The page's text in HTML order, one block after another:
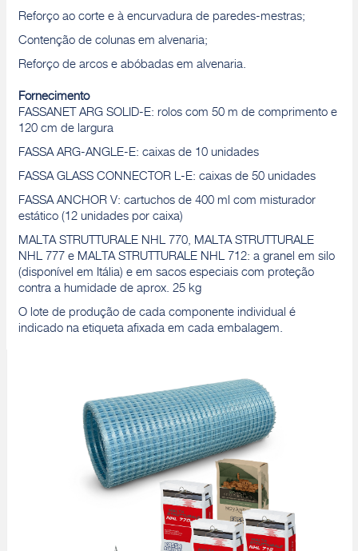
Reforço ao corte e à encurvadura de paredes-mestras;
Contenção de colunas em alvenaria;
Reforço de arcos e abóbadas em alvenaria.
Fornecimento
FASSANET ARG SOLID-E: rolos com 50 m de comprimento e
120 cm de largura
FASSA ARG-ANGLE-E: caixas de 10 unidades
FASSA GLASS CONNECTOR L-E: caixas de 50 unidades
FASSA ANCHOR V: cartuchos de 400 ml com misturador
estático (12 unidades por caixa)
MALTA STRUTTURALE NHL 770, MALTA STRUTTURALE
NHL 777 e MALTA STRUTTURALE NHL 712: a granel em silo
(disponível em Itália) e em sacos especiais com proteção
contra a humidade de aprox. 25 kg
O lote de produção de cada componente individual é
indicado na etiqueta afixada em cada embalagem.